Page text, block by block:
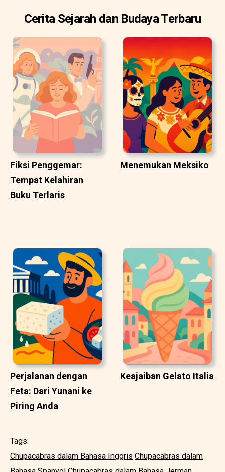
Cerita Sejarah dan Budaya Terbaru
Fiksi Penggemar:
Tempat Kelahiran
Buku Terlaris
Menemukan Meksiko
Perjalanan dengan
Feta: Dari Yunani ke
Piring Anda
Keajaiban Gelato Italia
Tags:
Chupacabras dalam Bahasa Inggris Chupacabras dalam